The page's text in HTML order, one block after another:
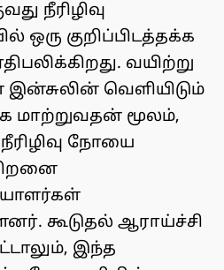
நீரிழிவு
ஒரு குறிப்பிடத்தக்க
வயிற்று
வெளியிடும்
மாற்றுவதன் மூலம்,
நோயை
கூடுதல் ஆராய்ச்சி
இந்த